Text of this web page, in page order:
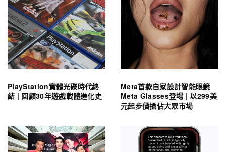
PlayStation實體光碟時代終
結 | 回顧30年遊戲載體進化史
Meta首款自家設計智能眼鏡
Meta Glasses登場 | 以299美
元起步價搶佔大眾市場